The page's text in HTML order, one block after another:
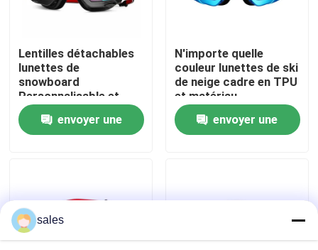
Contactez-nous
Nouvelles
Cas
Anti brouillard lunettes de natation
Lunettes de verres de sûreté
Lentilles détachables
lunettes de
snowboard
Personnalisable et
performance
imbattableenvoyer une
N'importe quelle
couleur lunettes de ski
de neige cadre en TPU
et matériau
thermoplastique en
polyuréthane pour les
activités de plein air
envoyer une
sales